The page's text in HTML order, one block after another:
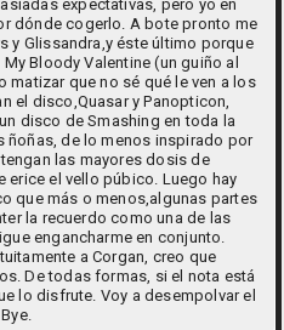
expectativas, pero yo en
dónde cogerlo. A bote pronto me
y Glissandra,y éste último porque
Bloody Valentine (un guiño al
matizar que no sé qué le ven a los
el disco,Quasar y Panopticon,
disco de Smashing en toda la
ñoñas, de lo menos inspirado por
las mayores dosis de
erice el vello púbico. Luego hay
que más o menos,algunas partes
la recuerdo como una de las
engancharme en conjunto.
a Corgan, creo que
De todas formas, si el nota está
lo disfrute. Voy a desempolvar el